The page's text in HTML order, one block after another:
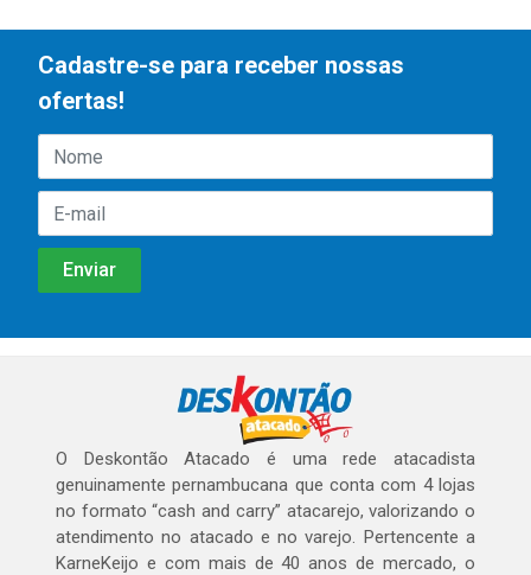
Cadastre-se para receber nossas
ofertas!
O Deskontão Atacado é uma rede atacadista
genuinamente pernambucana que conta com 4 lojas
no formato “cash and carry” atacarejo, valorizando o
atendimento no atacado e no varejo. Pertencente a
KarneKeijo e com mais de 40 anos de mercado, o